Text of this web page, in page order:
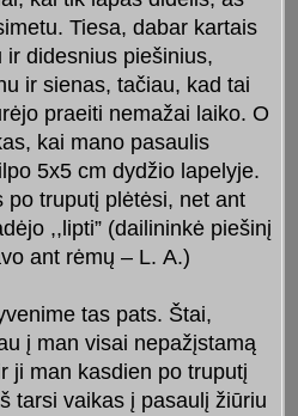
Tiesa, dabar kartais
ir didesnius piešinius,
ir sienas, tačiau, kad tai
praeiti nemažai laiko. O
kai mano pasaulis
5x5 cm dydžio lapelyje.
po truputį plėtėsi, net ant
,,lipti” (dailininkė piešinį
ant rėmų – L. A.)
tas pats. Štai,
į man visai nepažįstamą
ji man kasdien po truputį
tarsi vaikas į pasaulį žiūriu